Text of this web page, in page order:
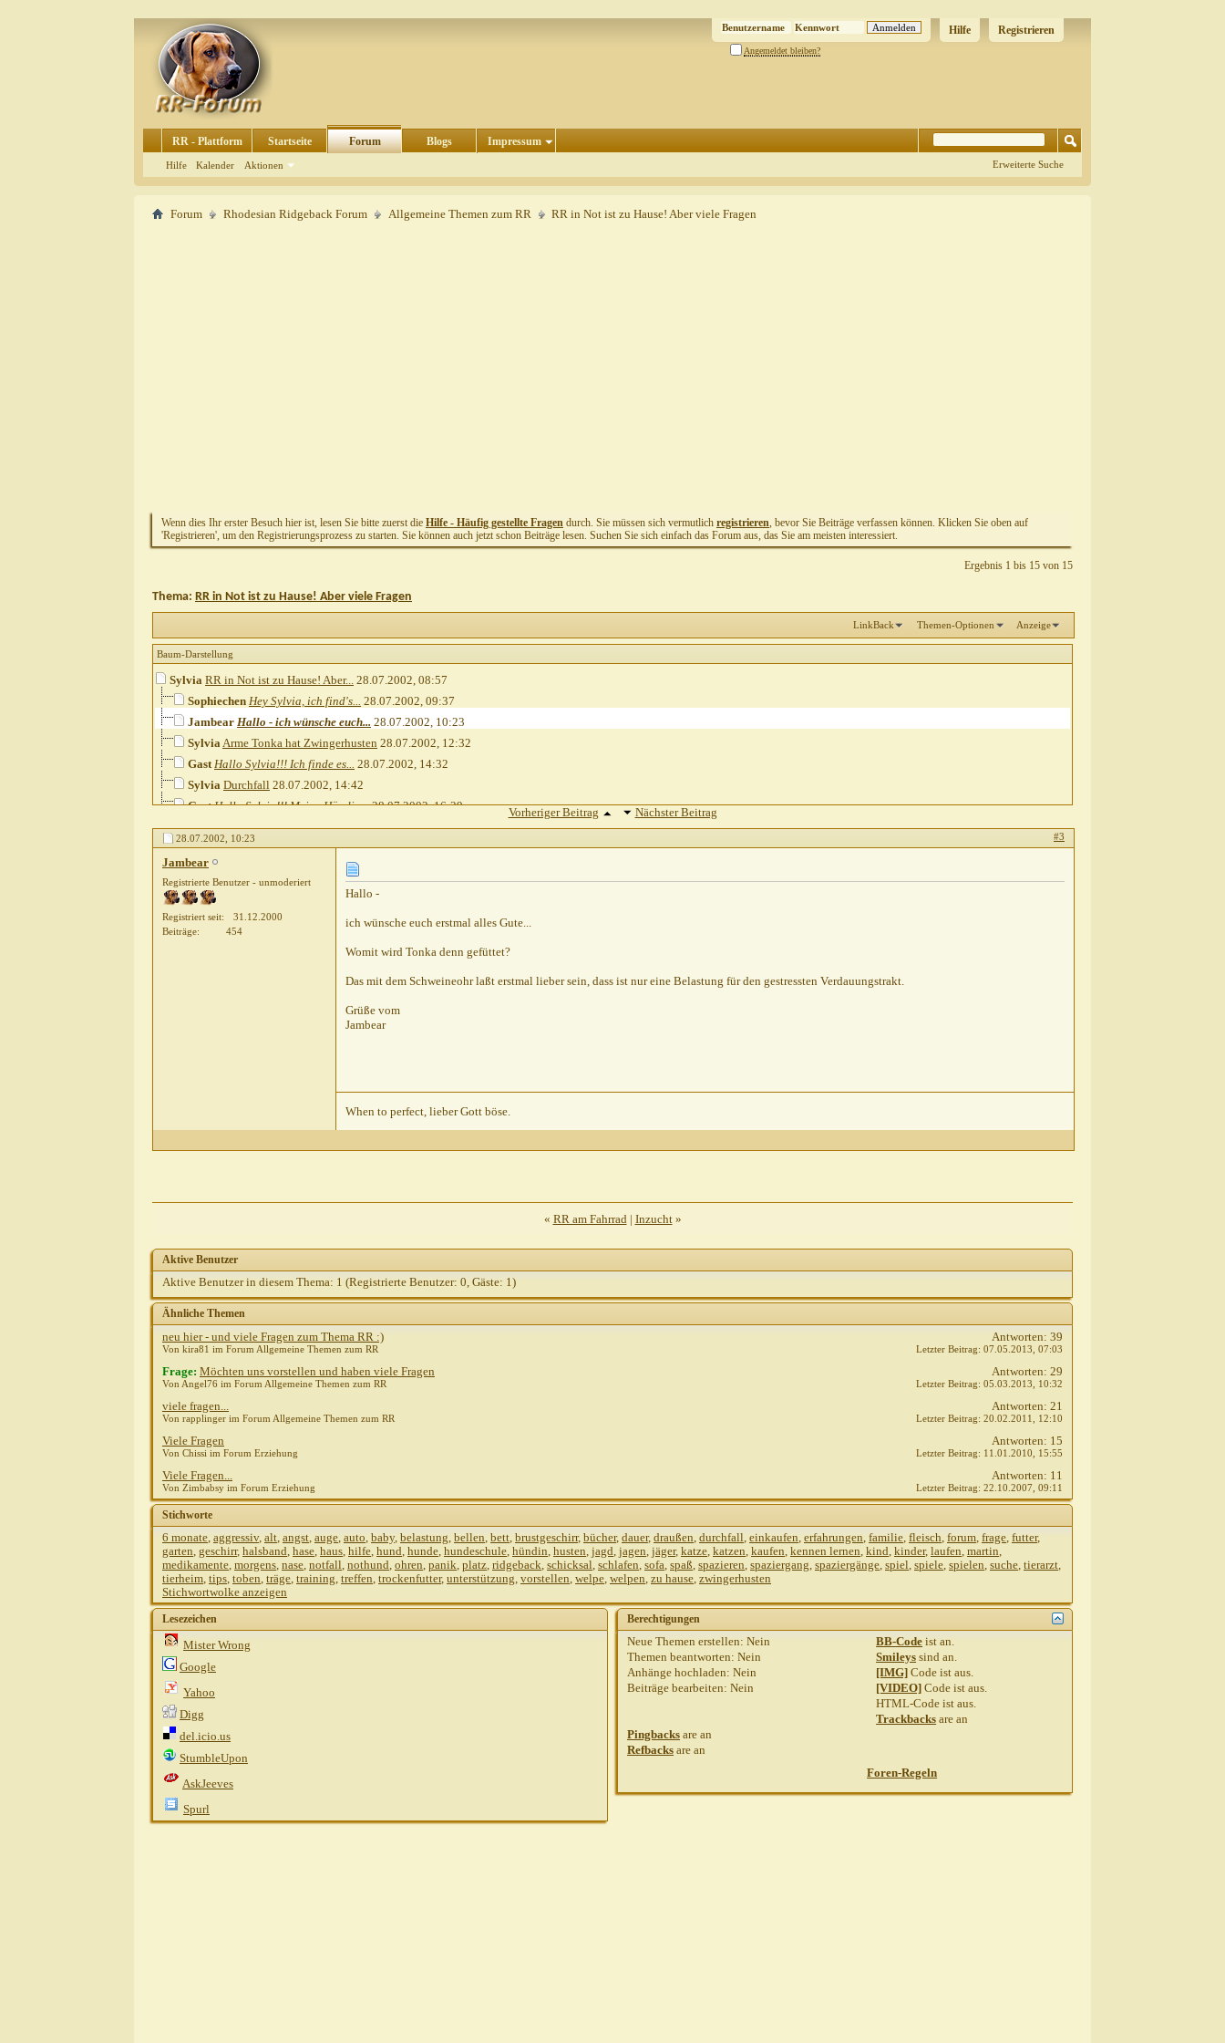
Registrieren
Hilfe
Angemeldet bleiben?
RR - Plattform Startseite Forum
Hilfe Kalender Aktionen
Blogs Impressum
Erweiterte Suche
Forum Rhodesian Ridgeback Forum Allgemeine Themen zum RR RR in Not ist zu Hause! Aber viele Fragen
Wenn dies Ihr erster Besuch hier ist, lesen Sie bitte zuerst die Hilfe - Häufig gestellte Fragen durch. Sie müssen sich vermutlich registrieren, bevor Sie Beiträge verfassen können. Klicken Sie oben auf
'Registrieren', um den Registrierungsprozess zu starten. Sie können auch jetzt schon Beiträge lesen. Suchen Sie sich einfach das Forum aus, das Sie am meisten interessiert.
Ergebnis 1 bis 15 von 15
Thema: RR in Not ist zu Hause! Aber viele Fragen
LinkBack Themen-Optionen Anzeige
Baum-Darstellung
Sylvia RR in Not ist zu Hause! Aber... 28.07.2002, 08:57
Sophiechen Hey Sylvia, ich find's... 28.07.2002, 09:37
Jambear Hallo - ich wünsche euch... 28.07.2002, 10:23
SylviaArme Tonka hat Zwingerhusten 28.07.2002, 12:32
Gast Hallo Sylvia!!! Ich finde es... 28.07.2002, 14:32
Sylvia Durchfall 28.07.2002, 14:42
Gast Hallo Sylvia!!! Meine Hündin...28.07.2002,16:39
Sibilla Teichert Familienzuwachs28.07.2002,20:03
Ursula Hallo Sylvia, na, herzlichen...29.07.2002,12:09
carnesha
14:22
Sylvia Schleppleine29.07.2002,18:04
LiaJosie
Schleppleine
Claudia Closmann
30.07.2002,18:03
Hallo Sylvia, ich wünsche... 31.07.2002, 21:54
Vorheriger Beitrag Nächster Beitrag
28.07.2002, 10:23 #3
Jambear
Registrierte Benutzer - unmoderiert
Registriert seit
31.12.2000
Beiträge
454
Hallo -
ich wünsche euch erstmal alles Gute...
Womit wird Tonka denn gefüttet?
Das mit dem Schweineohr laßt erstmal lieber sein, dass ist nur eine Belastung für den gestressten Verdauungstrakt.
Grüße vom
Jambear
When to perfect, lieber Gott böse.
« RR am Fahrrad| Inzucht »
Aktive Benutzer
Aktive Benutzer in diesem Thema: 1 (Registrierte Benutzer: 0, Gäste: 1)
Ähnliche Themen
neu hier - und viele Fragen zum Thema RR :)
Von kira81 im Forum Allgemeine Themen zum RR
Antworten: 39
Letzter Beitrag: 07.05.2013, 07:03
Frage: Möchten uns vorstellen und haben viele Fragen
Von Angel76 im Forum Allgemeine Themen zum RR
Antworten: 29
Letzter Beitrag: 05.03.2013, 10:32
viele fragen...
Von rapplinger im Forum Allgemeine Themen zum RR
Antworten: 21
Letzter Beitrag: 20.02.2011, 12:10
Viele Fragen
Von Chissi im Forum Erziehung
Antworten: 15
Letzter Beitrag: 11.01.2010, 15:55
Viele Fragen...
Von Zimbabsy im Forum Erziehung
Antworten: 11
Letzter Beitrag: 22.10.2007, 09:11
Stichworte
6 monate, aggressiv, alt, angst, auge, auto, baby, belastung, bellen, bett, brustgeschirr, bücher, dauer, draußen, durchfall, einkaufen, erfahrungen, familie, fleisch, forum, frage, futter,
garten, geschirr, halsband, hase, haus, hilfe, hund, hunde, hundeschule, hündin, husten, jagd, jagen, jäger, katze, katzen, kaufen, kennen lernen, kind, kinder, laufen, martin,
medikamente, morgens, nase, notfall, nothund, ohren, panik, platz, ridgeback, schicksal, schlafen, sofa, spaß, spazieren, spaziergang, spaziergänge, spiel, spiele, spielen, suche, tierarzt,
tierheim, tips, toben, träge, training, treffen, trockenfutter, unterstützung, vorstellen, welpe, welpen, zu hause, zwingerhusten
Stichwortwolke anzeigen
Lesezeichen
Mister Wrong
Google
Yahoo
Digg
del.icio.us
StumbleUpon
AskJeeves
Spurl
Berechtigungen
Neue Themen erstellen:Nein
Themen beantworten:Nein
Anhänge hochladen:Nein
Beiträge bearbeiten:Nein
BB-Code istan.
Smileys sindan.
[IMG] Code istaus.
[VIDEO] Code istaus.
HTML-Code istaus.
Trackbacks arean
Pingbacks arean
Refbacks arean
Foren-Regeln